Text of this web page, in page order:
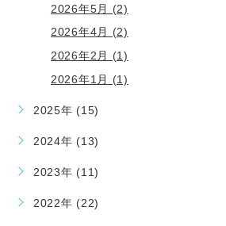
2026年5月 (2)
2026年4月 (2)
2026年2月 (1)
2026年1月 (1)
2025年 (15)
2024年 (13)
2023年 (11)
2022年 (22)